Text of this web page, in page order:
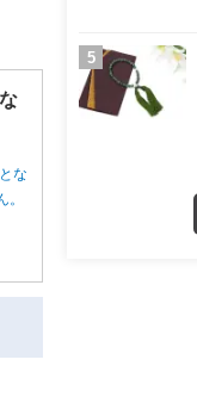
な
。